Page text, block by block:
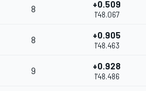
8 +0.509
1'48.067
8 +0.905
1'48.463
9 +0.928
1'48.486